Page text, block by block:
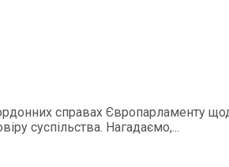
справах Європарламенту
суспільства. Нагадаємо,...